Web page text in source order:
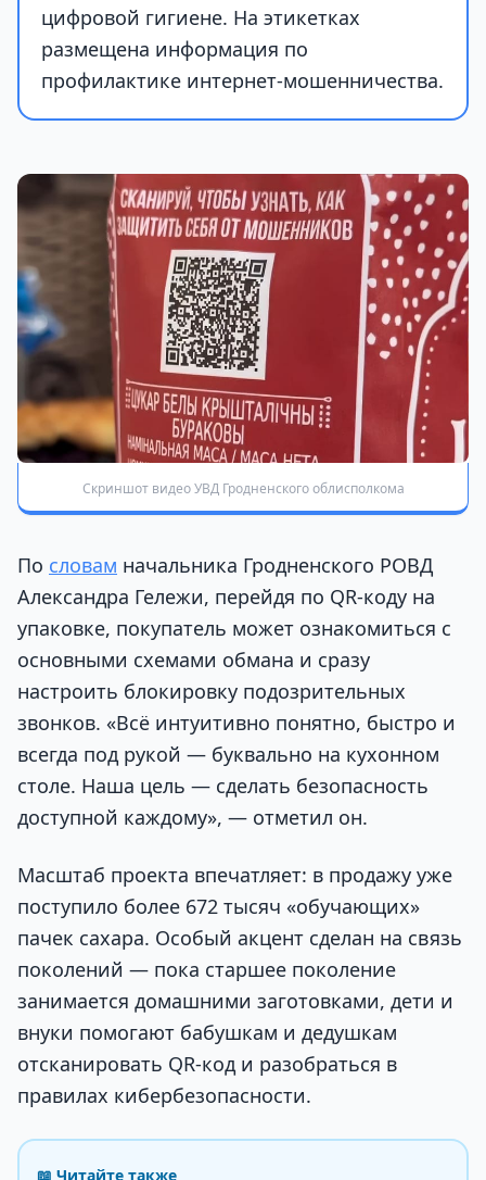
цифровой гигиене. На этикетках
размещена информация по
профилактике интернет-мошенничества.
Скриншот видео УВД Гродненского облисполкома
По словам начальника Гродненского РОВД
Александра Гележи, перейдя по QR-коду на
упаковке, покупатель может ознакомиться с
основными схемами обмана и сразу
настроить блокировку подозрительных
звонков. «Всё интуитивно понятно, быстро и
всегда под рукой — буквально на кухонном
столе. Наша цель — сделать безопасность
доступной каждому», — отметил он.
Масштаб проекта впечатляет: в продажу уже
поступило более 672 тысяч «обучающих»
пачек сахара. Особый акцент сделан на связь
поколений — пока старшее поколение
занимается домашними заготовками, дети и
внуки помогают бабушкам и дедушкам
отсканировать QR-код и разобраться в
правилах кибербезопасности.
📖 Читайте также